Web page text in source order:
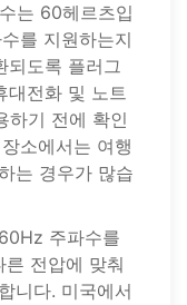
는 60헤르츠입
를 지원하는지
되도록 플러그
대전화 및 노트
하기 전에 확인
소에서는 여행
는 경우가 많습
주파수를
전압에 맞춰
니다. 미국에서